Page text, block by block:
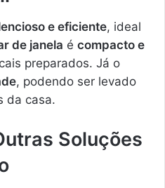
e eficiente, ideal
de janela é compacto e
preparados. Já o
, podendo ser levado
da casa.
Soluções